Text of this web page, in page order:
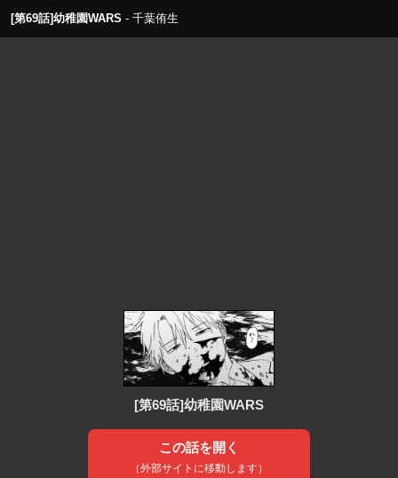
[第69話]幼稚園WARS 千葉侑生
[第69話]幼稚園WARS
この話を開く
（外部サイトに移動します）